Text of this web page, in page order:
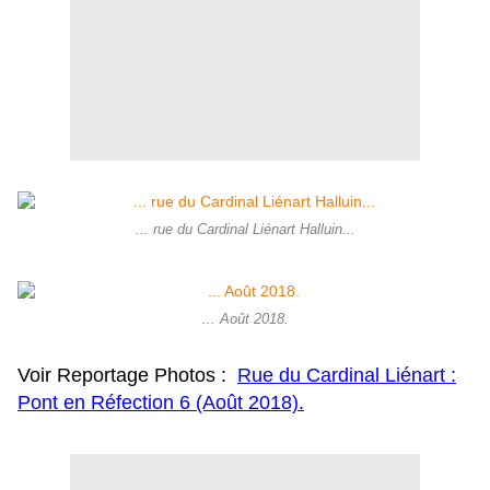
... rue du Cardinal Liénart Halluin...
... Août 2018.
Voir Reportage Photos : Rue du Cardinal Liénart :
Pont en Réfection 6 (Août 2018).